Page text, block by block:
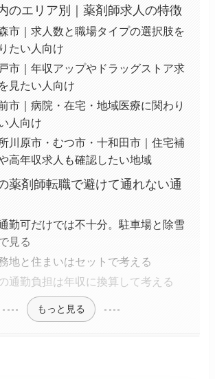
のエリア別｜薬剤師求人の特徴
市｜求人数と職場タイプの選択肢を
たい人向け
市｜年収アップやドラッグストア求
見たい人向け
市｜病院・在宅・地域医療に関わり
人向け
川原市・むつ市・十和田市｜住宅補
高年収求人も確認したい地域
薬剤師転職で避けて通れない通
勤可だけでは不十分。駐車場と除雪
見る
地と住まいはセットで考える
通勤負担は年収に換算して考える
もっと見る